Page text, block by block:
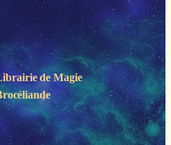
deMagie